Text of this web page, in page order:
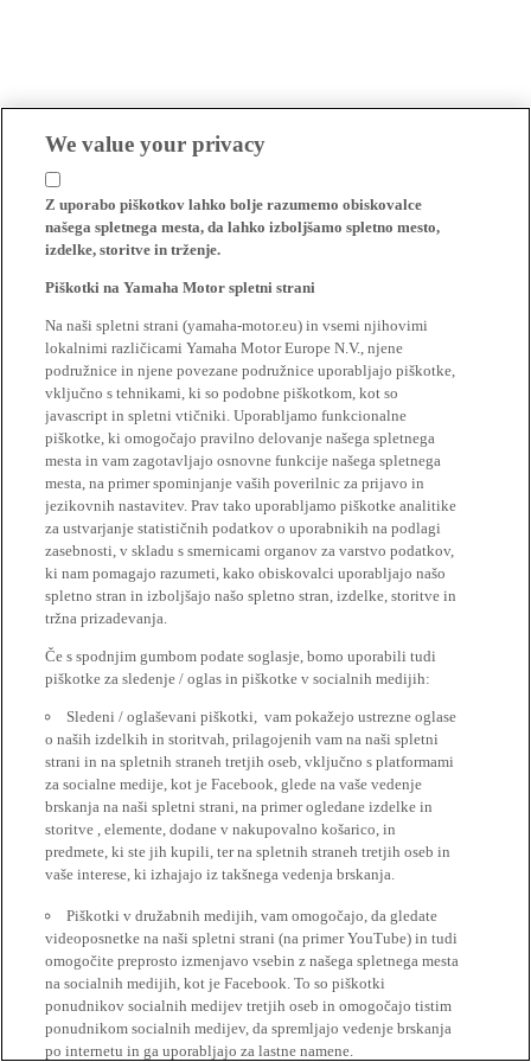
We value your privacy
Z uporabo piškotkov lahko bolje razumemo obiskovalce
našega spletnega mesta, da lahko izboljšamo spletno mesto,
izdelke, storitve in trženje.
Piškotki na Yamaha Motor spletni strani
Na naši spletni strani (yamaha-motor.eu) in vsemi njihovimi
lokalnimi različicami Yamaha Motor Europe N.V., njene
podružnice in njene povezane podružnice uporabljajo piškotke,
vključno s tehnikami, ki so podobne piškotkom, kot so
javascript in spletni vtičniki. Uporabljamo funkcionalne
piškotke, ki omogočajo pravilno delovanje našega spletnega
mesta in vam zagotavljajo osnovne funkcije našega spletnega
mesta, na primer spominjanje vaših poverilnic za prijavo in
jezikovnih nastavitev. Prav tako uporabljamo piškotke analitike
za ustvarjanje statističnih podatkov o uporabnikih na podlagi
zasebnosti, v skladu s smernicami organov za varstvo podatkov,
ki nam pomagajo razumeti, kako obiskovalci uporabljajo našo
spletno stran in izboljšajo našo spletno stran, izdelke, storitve in
tržna prizadevanja.
Če s spodnjim gumbom podate soglasje, bomo uporabili tudi
piškotke za sledenje / oglas in piškotke v socialnih medijih:
Sledeni / oglaševani piškotki, vam pokažejo ustrezne oglase
o naših izdelkih in storitvah, prilagojenih vam na naši spletni
strani in na spletnih straneh tretjih oseb, vključno s platformami
za socialne medije, kot je Facebook, glede na vaše vedenje
brskanja na naši spletni strani, na primer ogledane izdelke in
storitve , elemente, dodane v nakupovalno košarico, in
predmete, ki ste jih kupili, ter na spletnih straneh tretjih oseb in
vaše interese, ki izhajajo iz takšnega vedenja brskanja.
Piškotki v družabnih medijih, vam omogočajo, da gledate
videoposnetke na naši spletni strani (na primer YouTube) in tudi
omogočite preprosto izmenjavo vsebin z našega spletnega mesta
na socialnih medijih, kot je Facebook. To so piškotki
ponudnikov socialnih medijev tretjih oseb in omogočajo tistim
ponudnikom socialnih medijev, da spremljajo vedenje brskanja
po internetu in ga uporabljajo za lastne namene.